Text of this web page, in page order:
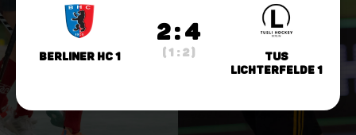
Berliner HC 1
2 : 4
( 1 : 2 )
TuS
Lichterfelde 1